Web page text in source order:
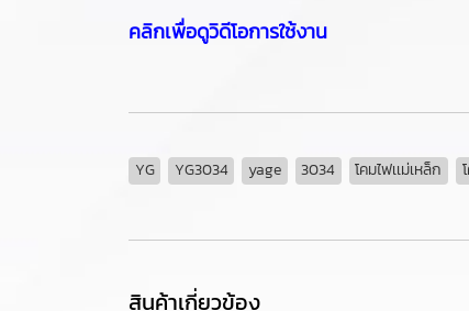
คลิกเพื่อดูวิดีโอการใช้งาน
YG YG3034 yage 3034 โคมไฟเเม่เหล็ก
สินค้าเกี่ยวข้อง